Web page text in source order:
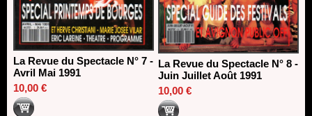
La Revue du Spectacle N° 7 -
Avril Mai 1991
10,00 €
La Revue du Spectacle N° 8 -
Juin Juillet Août 1991
10,00 €